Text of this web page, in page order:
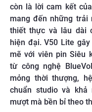
còn là lời cam kết
mang đến những trải
thiết thực và lâu dài
hiện đại. V50 Lite
mẽ với viên pin Siêu
từ công nghệ
mỏng thời thượng,
chuẩn studio và khả
mượt mà bền bỉ theo